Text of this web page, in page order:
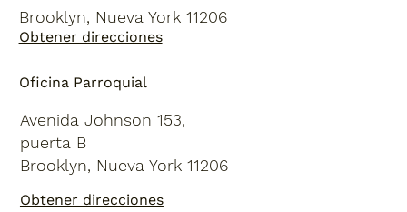
Brooklyn, Nueva York 11206
Obtener direcciones
Oficina Parroquial
Avenida Johnson 153,
puerta B
Brooklyn, Nueva York 11206
Obtener direcciones